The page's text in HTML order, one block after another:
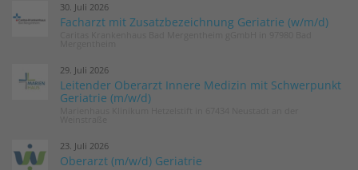
30. Juli 2026
Facharzt mit Zusatzbezeichnung Geriatrie (w/m/d)
29. Juli 2026
Leitender Oberarzt Innere Medizin mit Schwerpunkt
Geriatrie (m/w/d)
23. Juli 2026
Oberarzt (m/w/d) Geriatrie